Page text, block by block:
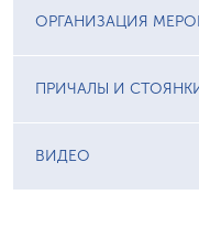
ОРГАНИЗАЦИЯ
ПРИЧАЛЫ И
ВИДЕО